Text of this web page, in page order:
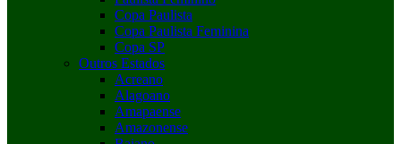
Copa Paulista
Copa Paulista Feminina
Copa SP
Outros Estados
Acreano
Alagoano
Amapaense
Amazonense